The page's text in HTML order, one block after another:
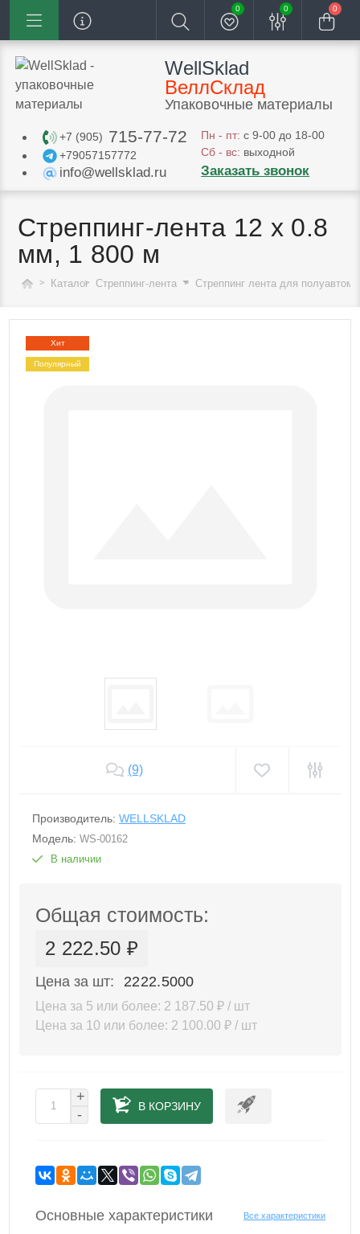
0 0 0
WellSklad
ВеллСклад
Упаковочные материалы
+7 (905) 715-77-72
+79057157772
info@wellsklad.ru
Пн - пт: с 9-00 до 18-00
Сб - вс: выходной
Заказать звонок
Стреппинг-лента 12 х 0.8
мм, 1 800 м
Каталог Стреппинг-лента Стреппинг лента для
Хит
Популярный
(9)
Производитель: WELLSKLAD
Модель: WS-00162
В наличии
Общая стоимость:
2 222.50 ₽
Цена за шт: 2222.5000
Цена за 5 или более: 2 187.50 ₽ / шт
Цена за 10 или более: 2 100.00 ₽ / шт
+
-
В КОРЗИНУ
Основные характеристики Все характеристики